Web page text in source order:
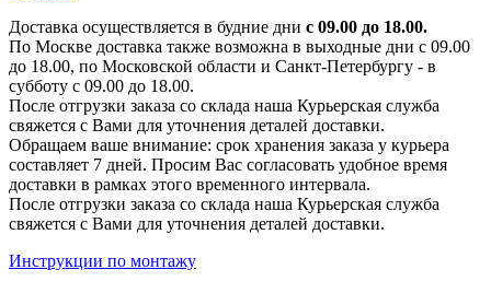
Доставка осуществляется в будние дни с 09.00 до 18.00.
По Москве доставка также возможна в выходные дни с 09.00
до 18.00, по Московской области и Санкт-Петербургу - в
субботу с 09.00 до 18.00.
После отгрузки заказа со склада наша Курьерская служба
свяжется с Вами для уточнения деталей доставки.
Обращаем ваше внимание: срок хранения заказа у курьера
составляет 7 дней. Просим Вас согласовать удобное время
доставки в рамках этого временного интервала.
После отгрузки заказа со склада наша Курьерская служба
свяжется с Вами для уточнения деталей доставки.
Инструкции по монтажу